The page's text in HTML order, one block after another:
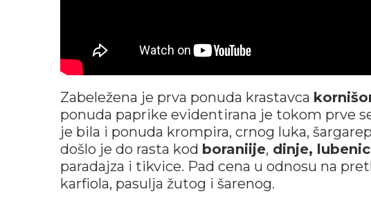
Zabeležena je prva ponuda krastavca
ponuda paprike evidentirana je tokom prve
je bila i ponuda krompira, crnog luka,
došlo je do rasta kod boraniije, dinje,
paradajza i tikvice. Pad cena u odnosu na
karfiola, pasulja žutog i šarenog.